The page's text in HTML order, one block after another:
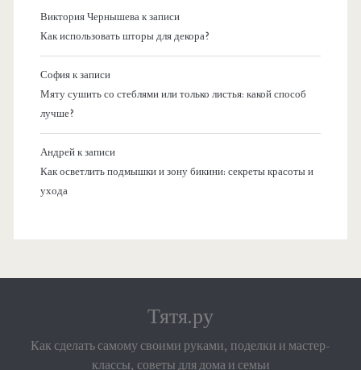
Виктория Чернышевак записи
Как использовать шторы для декора?
Софияк записи
Мяту сушить со стеблями или только листья: какой способ
лучше?
Андрейк записи
Как осветлить подмышки и зону бикини: секреты красоты и
ухода
Тятя.ру
Как сделать самому своими руками, поделки и мастер-
классы, советы для дома и семьи